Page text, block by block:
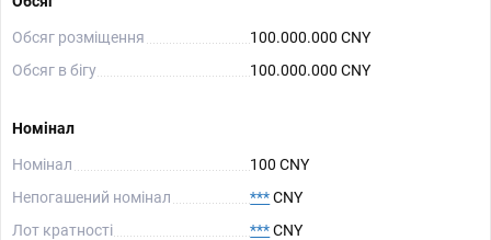
Обсяг розміщення
100.000.000 CNY
Обсяг в бігу
100.000.000 CNY
Номінал
Номінал
100 CNY
Непогашений номінал
***CNY
Лот кратності
***CNY